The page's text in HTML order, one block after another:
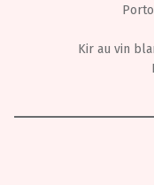
Kir au vin